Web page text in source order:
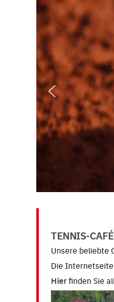
TENNIS-CAFÉ
Unsere beliebte
Die
Hierfinden Sie